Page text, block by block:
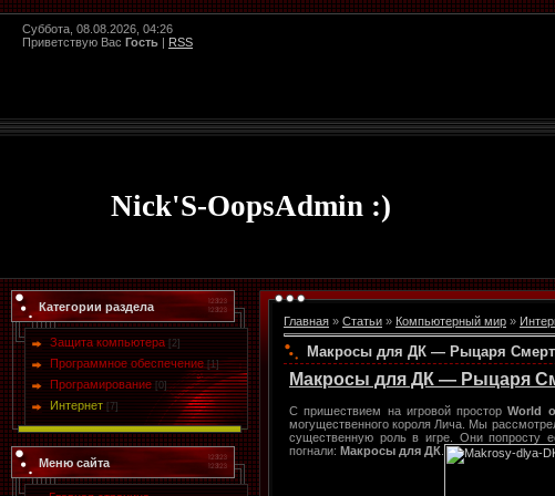
Суббота, 08.08.2026, 04:26
Приветствую Вас Гость | RSS
Nick'S-OopsAdmin :)
Категории раздела
Защита компьютера [2]
Программное обеспечение [1]
Програмирование [0]
Интернет [7]
Меню сайта
Главная » Статьи » Компьютерный мир »
Макросы для ДК — Рыцаря
Макросы для ДК — Рыцаря
С пришествием на игровой просторWorld
могущественного короля Лича. Мы
существенную роль в игре. Они попросту
погнали: Макросы для ДК